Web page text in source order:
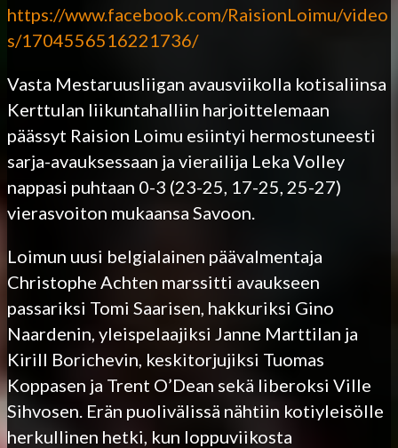
https://www.facebook.com/RaisionLoimu/video
s/1704556516221736/
Vasta Mestaruusliigan avausviikolla kotisaliinsa
Kerttulan liikuntahalliin harjoittelemaan
päässyt Raision Loimu esiintyi hermostuneesti
sarja-avauksessaan ja vierailija Leka Volley
nappasi puhtaan 0-3 (23-25, 17-25, 25-27)
vierasvoiton mukaansa Savoon.
Loimun uusi belgialainen päävalmentaja
Christophe Achten marssitti avaukseen
passariksi Tomi Saarisen, hakkuriksi Gino
Naardenin, yleispelaajiksi Janne Marttilan ja
Kirill Borichevin, keskitorjujiksi Tuomas
Koppasen ja Trent O’Dean sekä liberoksi Ville
Sihvosen. Erän puolivälissä nähtiin kotiyleisölle
herkullinen hetki, kun loppuviikosta